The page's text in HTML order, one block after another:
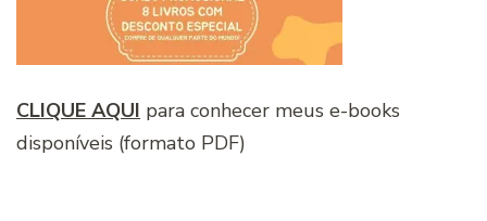
CLIQUE AQUI para conhecer meus e-books
disponíveis (formato PDF)